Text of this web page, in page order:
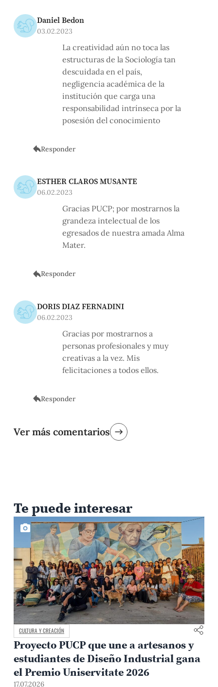
Daniel Bedon
03.02.2023
La creatividad aún no toca las
estructuras de la Sociología tan
descuidada en el país,
negligencia académica de la
institución que carga una
responsabilidad intrínseca por la
posesión del conocimiento
Responder
ESTHER CLAROS MUSANTE
06.02.2023
Gracias PUCP; por mostrarnos la
grandeza intelectual de los
egresados de nuestra amada Alma
Mater.
Responder
DORIS DIAZ FERNADINI
06.02.2023
Gracias por mostrarnos a
personas profesionales y muy
creativas a la vez. Mis
felicitaciones a todos ellos.
Responder
Ver más comentarios
Te puede interesar
CULTURA Y CREACIÓN
Proyecto PUCP que une a artesanos y
estudiantes de Diseño Industrial gana
el Premio Uniservitate 2026
17.07.2026